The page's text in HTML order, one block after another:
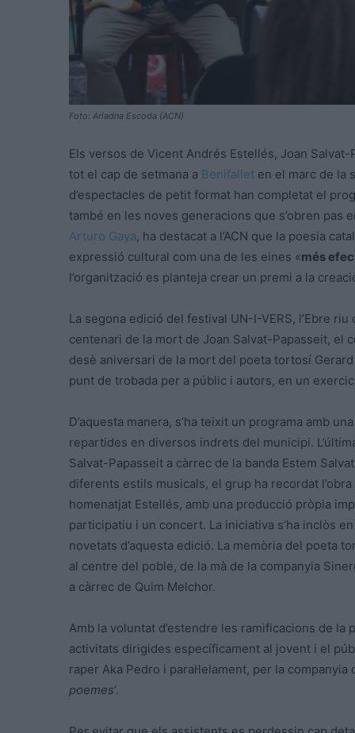
Foto: Ariadna Escoda (ACN)
Els versos de Vicent Andrés Estellés, Joan
tot el cap de setmana a Benifallet en el marc de la
d’espectacles de petit format han completat el
també en les noves generacions que s’obren pas
Arturo Gaya, ha destacat a l’ACN que la poesia
expressió cultural com una de les eines «més
l’organització es planteja crear un premi a la
La segona edició del festival UN-I-VERS, l’Ebre
centenari de la mort de Joan Salvat-Papasseit, el
desè aniversari de la mort del poeta tortosí
punt de trobada per a públic i autors, en un
D’aquesta manera, s’ha teixit un programa amb
repartides en diversos indrets del municipi.
Salvat-Papasseit a càrrec de la banda Estem
diferents estils musicals, el grup ha recordat
homenatjat Estellés, amb una producció pròpia
participatiu i un concert. La iniciativa s’ha inclòs en
novetats d’aquesta edició. La memòria del poeta
al centre del poble, de la mà de la companyia
a càrrec de Quim Melchor.
Amb la voluntat d’estendre les ramificacions de
activitats dirigides específicament al jovent i el
raper Aka Pedro i paral·lelament, per la companyia
poemes‘.